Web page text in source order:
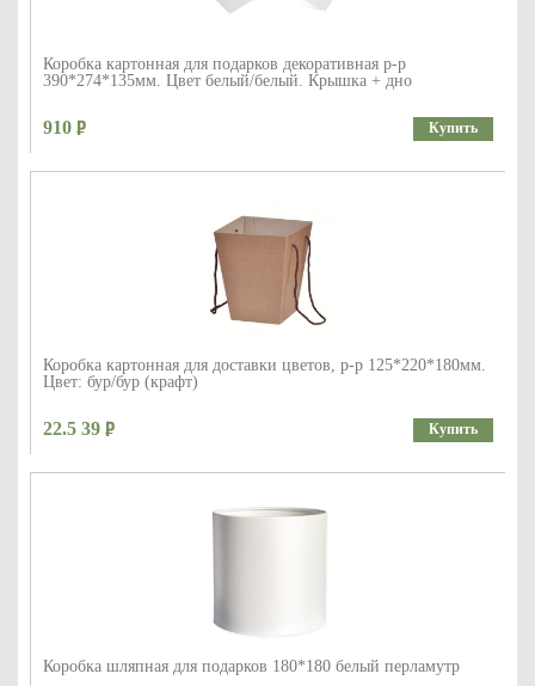
Коробка картонная для подарков декоративная р-р
390*274*135мм. Цвет белый/белый. Крышка + дно
910 Купить
Коробка картонная для доставки цветов, р-р 125*220*180мм.
Цвет: бур/бур (крафт)
22.5 39 Купить
Коробка шляпная для подарков 180*180 белый перламутр